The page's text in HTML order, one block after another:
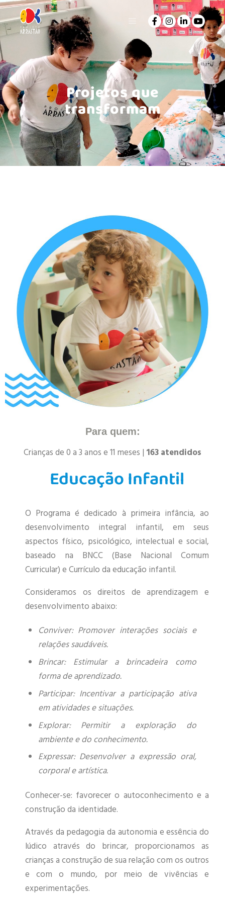
Projetos que
transformam
Para quem:
Crianças de 0 a 3 anos e 11 meses | 163 atendidos
Educação Infantil
O Programa é dedicado à primeira infância, ao
desenvolvimento integral infantil, em seus
aspectos físico, psicológico, intelectual e social,
baseado na BNCC (Base Nacional Comum
Curricular) e Currículo da educação infantil.
Consideramos os direitos de aprendizagem e
desenvolvimento abaixo:
Conviver: Promover interações sociais e
relações saudáveis.
Brincar: Estimular a brincadeira como
forma de aprendizado.
Participar: Incentivar a participação ativa
em atividades e situações.
Explorar: Permitir a exploração do
ambiente e do conhecimento.
Expressar: Desenvolver a expressão oral,
corporal e artística.
Conhecer-se: favorecer o autoconhecimento e a
construção da identidade.
Através da pedagogia da autonomia e essência do
lúdico através do brincar, proporcionamos as
crianças a construção de sua relação com os outros
e com o mundo, por meio de vivências e
experimentações.